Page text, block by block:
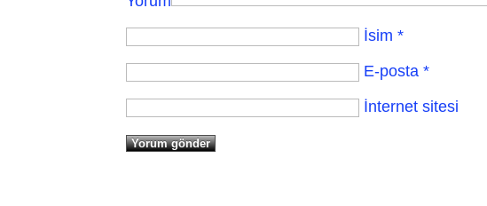
İsim *
E-posta *
İnternet sitesi